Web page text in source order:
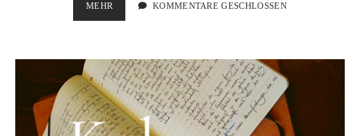
MEHR
ZABELS
KOMMENTARE GESCHLOSSEN